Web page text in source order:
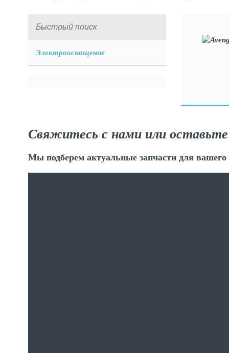
Электрооснащение
Свяжитесь с нами или оставьте
Мы подберем актуальные запчасти для вашего